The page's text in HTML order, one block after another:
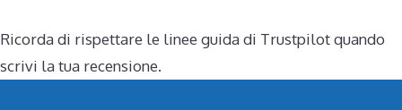
Ricorda di rispettare le linee guida di Trustpilot quando
scrivi la tua recensione.